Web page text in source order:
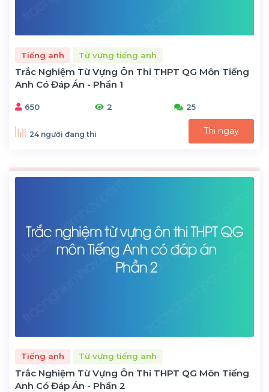
Tiếng anh Từ vựng tiếng anh
Trắc Nghiệm Từ Vựng Ôn Thi THPT QG Môn Tiếng
Anh Có Đáp Án - Phần 1
650 2 25
24 người đang thi Thi ngay
Tiếng anh Từ vựng tiếng anh
Trắc Nghiệm Từ Vựng Ôn Thi THPT QG Môn Tiếng
Anh Có Đáp Án - Phần 2